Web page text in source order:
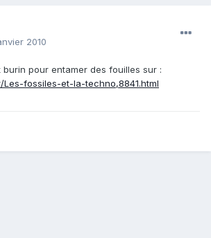
2010
pour entamer des fouilles sur :
fossiles-et-la-techno,8841.html